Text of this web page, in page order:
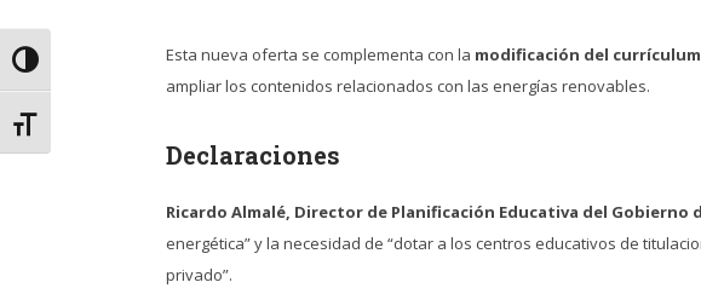
Alternar alto contraste
Alternar tamaño de letra
Esta nueva oferta se complementa con la modificación del
ampliar los contenidos relacionados con las energías renovables.
Declaraciones
Ricardo Almalé, Director de Planificación Educativa del Gobierno
energética” y la necesidad de “dotar a los centros educativos de
privado”.